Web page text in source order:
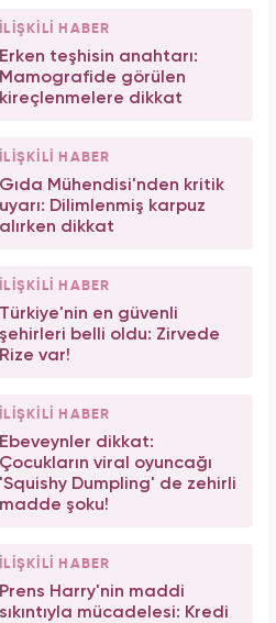
İLİŞKİLİ HABER
Erken teşhisin anahtarı:
Mamografide görülen
kireçlenmelere dikkat
İLİŞKİLİ HABER
Gıda Mühendisi'nden kritik
uyarı: Dilimlenmiş karpuz
alırken dikkat
İLİŞKİLİ HABER
Türkiye'nin en güvenli
şehirleri belli oldu: Zirvede
Rize var!
İLİŞKİLİ HABER
Ebeveynler dikkat:
Çocukların viral oyuncağı
'Squishy Dumpling' de zehirli
madde şoku!
İLİŞKİLİ HABER
Prens Harry'nin maddi
sıkıntıyla mücadelesi: Kredi